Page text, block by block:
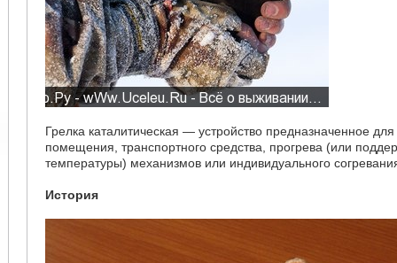
Грелка каталитическая — устройство предназначенное
помещения, транспортного средства, прогрева (или
температуры) механизмов или индивидуального
История